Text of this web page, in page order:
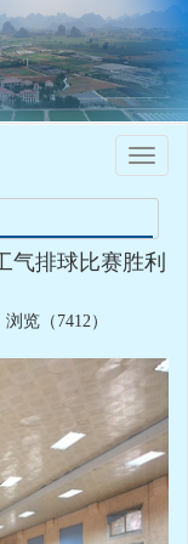
Toggle
气排球比赛胜利
浏览（7412）